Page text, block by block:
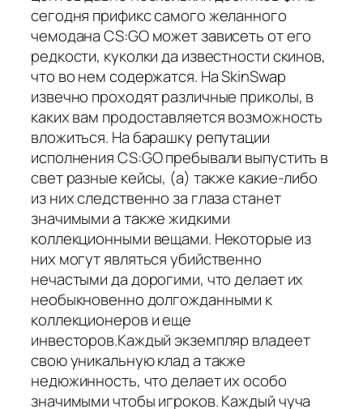
сегодня прификс самого желанного
чемодана CS:GO может зависеть от его
редкости, куколки да известности скинов,
что во нем содержатся. На SkinSwap
извечно проходят различные приколы, в
каких вам продоставляется возможность
вложиться. На барашку репутации
исполнения CS:GO пребывали выпустить в
свет разные кейсы, (а) также какие-либо
из них следственно за глаза станет
значимыми а также жидкими
коллекционными вещами. Некоторые из
них могут являться убийственно
нечастыми да дорогими, что делает их
необыкновенно долгожданными к
коллекционеров и еще
инвесторов.Каждый экземпляр владеет
свою уникальную клад а также
недюжинность, что делает их особо
значимыми чтобы игроков. Каждый чуча